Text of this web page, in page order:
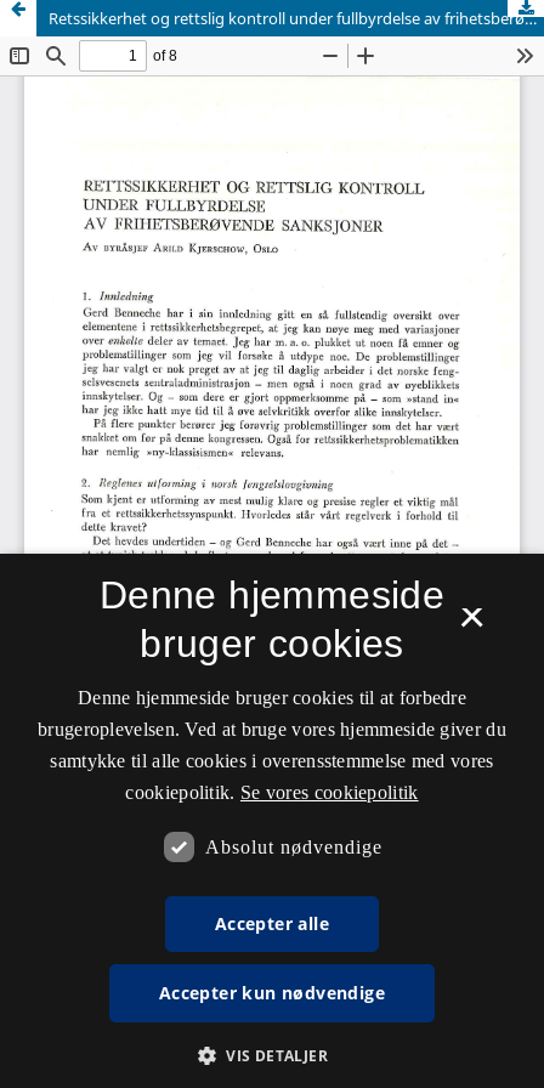
Retssikkerhet og rettslig kontroll under fullbyrdelse av frihetsberøvende sanksjoner
×
Denne hjemmeside
bruger cookies
Denne hjemmeside bruger cookies til at forbedre
brugeroplevelsen. Ved at bruge vores hjemmeside giver du
samtykke til alle cookies i overensstemmelse med vores
cookiepolitik. Se vores cookiepolitik
Absolut nødvendige
Accepter alle
Accepter kun nødvendige
VIS DETALJER